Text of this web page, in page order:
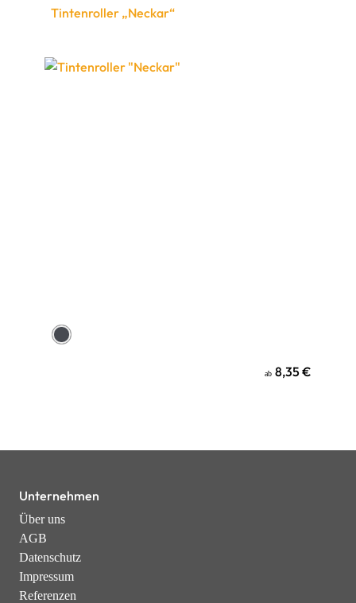
Tintenroller „Neckar“
ab 8,35 €
Unternehmen
Über uns
AGB
Datenschutz
Impressum
Referenzen